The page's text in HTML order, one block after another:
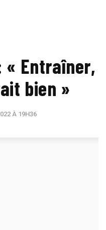
« Entraîner,
bien »
À 19H36